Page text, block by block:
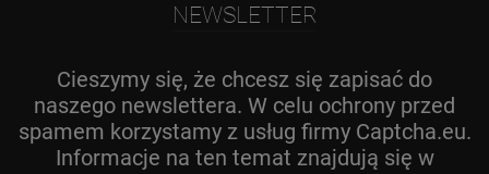
NEWSLETTER
Cieszymy się, że chcesz się zapisać do
naszego newslettera. W celu ochrony przed
spamem korzystamy z usług firmy Captcha.eu.
Informacje na ten temat znajdują się w